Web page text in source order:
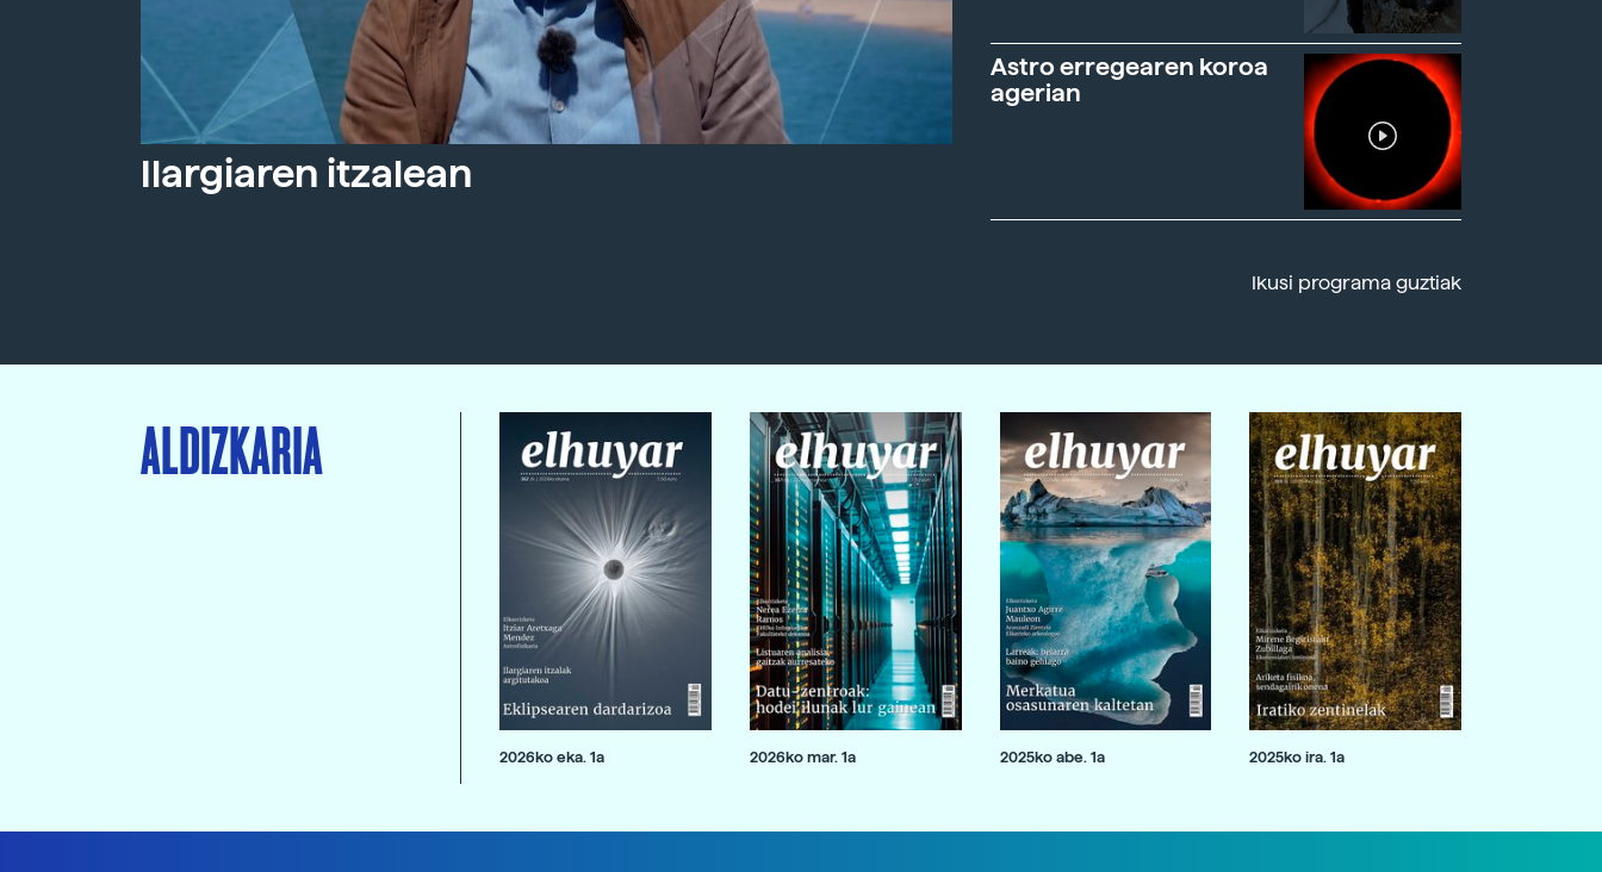
Ilargiaren itzalean
Astro erregearen koroa
agerian
Ikusi programa guztiak
ALDIZKARIA
2026ko eka. 1a 2026ko mar. 1a 2025ko abe. 1a 2025ko ira. 1a